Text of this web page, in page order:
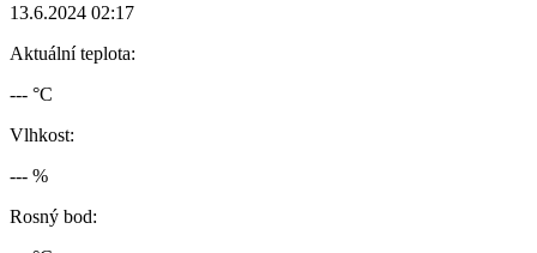
13.6.2024 02:17
Aktuální teplota:
--- °C
Vlhkost:
--- %
Rosný bod: